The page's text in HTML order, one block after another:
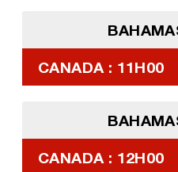
CANADA : 11H00
CANADA : 12H00